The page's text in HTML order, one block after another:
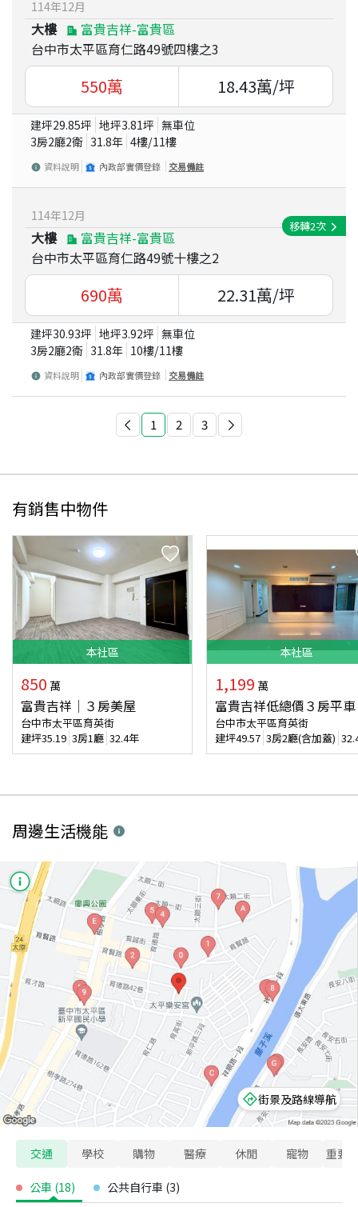
114年12月
大樓
富貴吉祥-富貴區
台中市太平區育仁路49號四樓之3
550萬 18.43萬/坪
建坪29.85坪 地坪3.81坪 無車位
3房2廳2衛 31.8年 4樓/11樓
資料說明 內政部實價登錄 交易備註
114年12月
大樓
富貴吉祥-富貴區
台中市太平區育仁路49號十樓之2
移轉2次
690萬 22.31萬/坪
建坪30.93坪 地坪3.92坪 無車位
3房2廳2衛 31.8年 10樓/11樓
資料說明 內政部實價登錄 交易備註
1 2 3
有銷售中物件
本社區
850 萬
富貴吉祥│３房美屋
台中市太平區育英街
建坪35.19 3房1廳 32.4年
本社區
1,199 萬
富貴吉祥低總價３房平車
台中市太平區育英街
建坪49.57 3房2廳(含加蓋)
周邊生活機能
街景及路線導航
交通 學校 購物 醫療 休閒 寵物 重要
公車 (18) 公共自行車 (3)